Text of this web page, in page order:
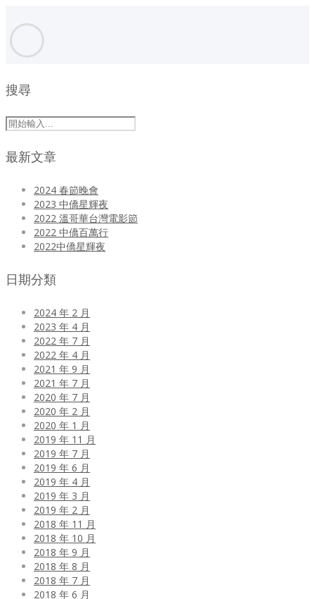
搜尋
最新文章
2024 春節晚會
2023 中僑星輝夜
2022 溫哥華台灣電影節
2022 中僑百萬行
2022中僑星輝夜
日期分類
2024 年 2 月
2023 年 4 月
2022 年 7 月
2022 年 4 月
2021 年 9 月
2021 年 7 月
2020 年 7 月
2020 年 2 月
2020 年 1 月
2019 年 11 月
2019 年 7 月
2019 年 6 月
2019 年 4 月
2019 年 3 月
2019 年 2 月
2018 年 11 月
2018 年 10 月
2018 年 9 月
2018 年 8 月
2018 年 7 月
2018 年 6 月